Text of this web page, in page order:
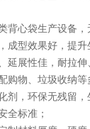
背心袋生产设备
成型效果好，提升
延展性佳，耐拉
购物、垃圾收纳等
剂，环保无残留
全标准；